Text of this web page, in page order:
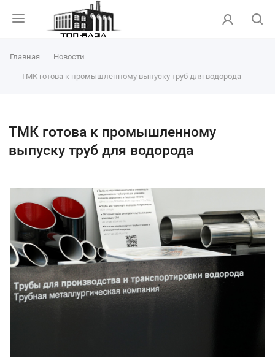
Главная Новости
ТМК готова к промышленному выпуску труб для водорода
ТМК готова к промышленному
выпуску труб для водорода